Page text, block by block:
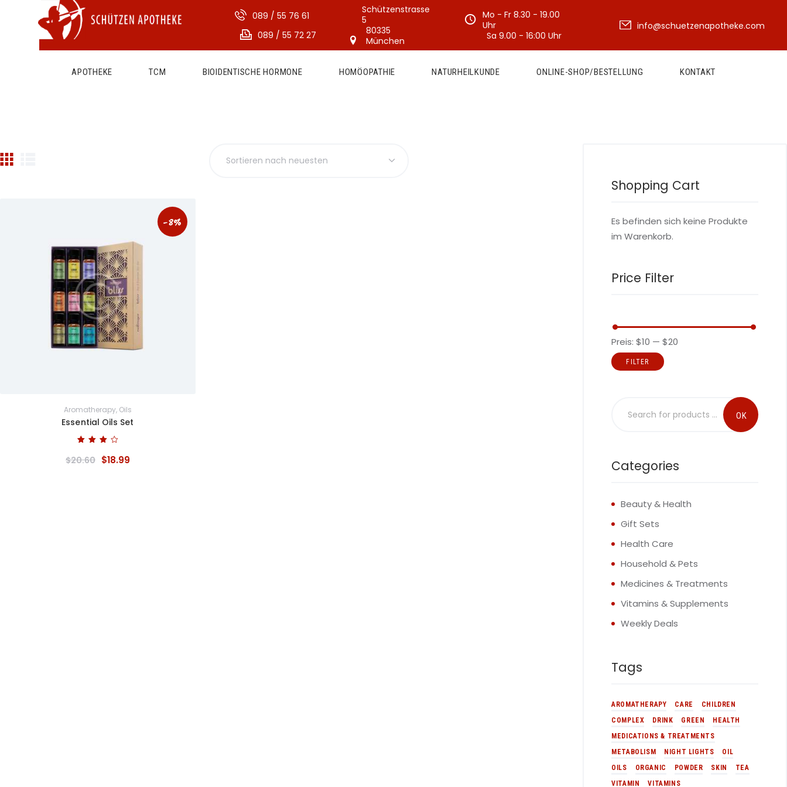
089 / 55 76 61
089 / 55 72 27
Schützenstrasse
5
80335
München
Mo - Fr 8.30 - 19.00
Uhr
Sa 9.00 - 16:00 Uhr
info@schuetzenapotheke.com
APOTHEKE TCM BIOIDENTISCHE HORMONE HOMÖOPATHIE NATURHEILKUNDE ONLINE-SHOP/BESTELLUNG KONTAKT
-8%
Aromatherapy, Oils
Essential Oils Set
mit
$20.60 $18.99
Shopping Cart
Es befinden sich keine Produkte
im Warenkorb.
Price Filter
FILTER
Preis:$10 —$20
Categories
Beauty & Health
Gift Sets
Health Care
Household & Pets
Medicines & Treatments
Vitamins & Supplements
Weekly Deals
Tags
AROMATHERAPY CARE
CHILDREN
COMPLEX
DRINK GREEN
HEALTH
MEDICATIONS & TREATMENTS
METABOLISM
NIGHT LIGHTS
OIL
OILS
ORGANIC POWDER SKIN
TEA
VITAMIN
VITAMINS